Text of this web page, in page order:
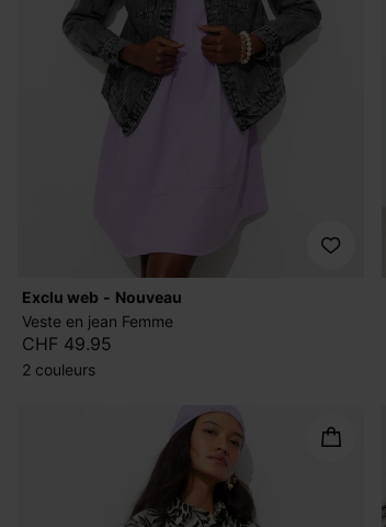
exclu web
nouveau
Veste en jean Femme
CHF 49.95
2 couleurs